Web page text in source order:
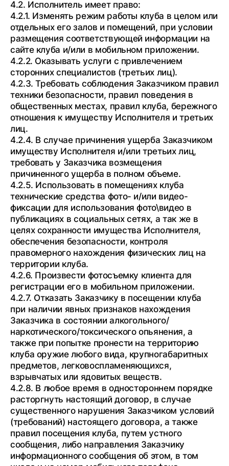
4.2. Исполнитель имеет право:
4.2.1. Изменять режим работы клуба в целом или
отдельных его залов и помещений, при условии
размещения соответствующей информации на
сайте клуба и/или в мобильном приложении.
4.2.2. Оказывать услуги с привлечением
сторонних специалистов (третьих лиц).
4.2.3. Требовать соблюдения Заказчиком правил
техники безопасности, правил поведения в
общественных местах, правил клуба, бережного
отношения к имуществу Исполнителя и третьих
лиц.
4.2.4. В случае причинения ущерба Заказчиком
имуществу Исполнителя и/или третьих лиц,
требовать у Заказчика возмещения
причиненного ущерба в полном объеме.
4.2.5. Использовать в помещениях клуба
технические средства фото- и/или видео-
фиксации для использования фото\видео в
публикациях в социальных сетях, а так же в
целях сохранности имущества Исполнителя,
обеспечения безопасности, контроля
правомерного нахождения физических лиц на
территории клуба.
4.2.6. Произвести фотосъемку клиента для
регистрации его в мобильном приложении.
4.2.7. Отказать Заказчику в посещении клуба
при наличии явных признаков нахождения
Заказчика в состоянии алкогольного/
наркотического/токсического опьянения, а
также при попытке пронести на территорию
клуба оружие любого вида, крупногабаритных
предметов, легковоспламеняющихся,
взрывчатых или ядовитых веществ.
4.2.8. В любое время в одностороннем порядке
расторгнуть настоящий договор, в случае
существенного нарушения Заказчиком условий
(требований) настоящего договора, а также
правил посещения клуба, путем устного
сообщения, либо направления Заказчику
информационного сообщения об этом, в том